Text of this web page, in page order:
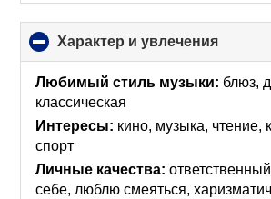
Характер и увлечения
to
Любимый стиль музыки: блюз,
классическая
Интересы: кино, музыка, чтение,
спорт
Личные качества:
себе, люблю смеяться,